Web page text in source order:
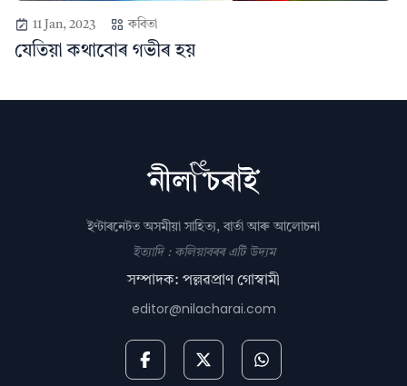
11 Jan, 2023 কবিতা
যেতিয়া কথাবোৰ গভীৰ হয়
ইণ্টাৰনেটত অসমীয়া সাহিত্য, বাৰ্তা আৰু আলোচনা
ইত্যাদি : কলিয়াবৰৰ এটি উদ্যম
সম্পাদক: পল্লৱপ্ৰাণ গোস্বামী
editor@nilacharai.com